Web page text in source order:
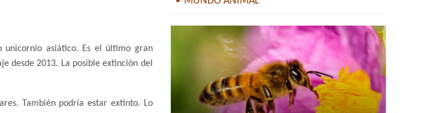
unicornio asiático. Es el último gran
desde 2013. La posible extinción del
También podría estar extinto. Lo